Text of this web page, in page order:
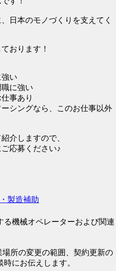
日本のモノづくりを支えてく
おります！
強い
職に強い
事あり
シングなら、このお仕事以外
介しますので、
応募ください♪
製造補助
る機械オペレーターおよび関連
所の変更の範囲、契約更新の
にお伝えします。